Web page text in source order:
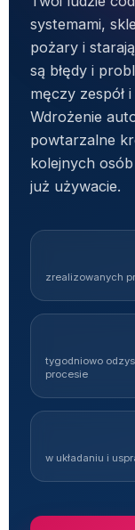
systemami,
pożary i
są błędy i
męczy zespół
Wdrożenie
powtarzalne
kolejnych
już używacie.
zrealizowanych
tygodniowo
procesie
w układaniu i